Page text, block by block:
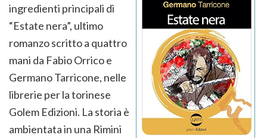
ingredienti principali di
“Estate nera”, ultimo
romanzo scritto a quattro
mani da Fabio Orrico e
Germano Tarricone, nelle
librerie per la torinese
Golem Edizioni. La storia è
ambientata in una Rimini